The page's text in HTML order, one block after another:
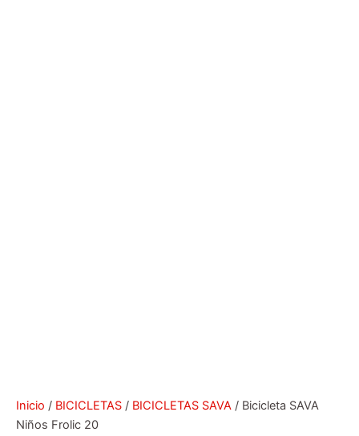
Inicio / BICICLETAS / BICICLETAS SAVA / Bicicleta SAVA
Niños Frolic 20